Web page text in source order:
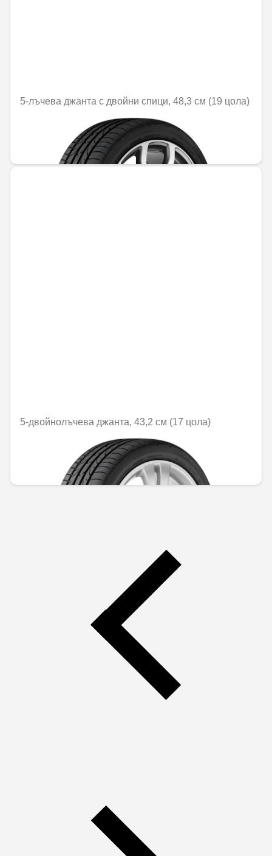
5-лъчева джанта с двойни спици, 48,3 см (19 цола)
Не е налично онлайн
750,25 € / 1467,37 лв.
5-двойнолъчева джанта, 43,2 см (17 цола)
Не е налично онлайн
447,72 € / 875,66 лв.